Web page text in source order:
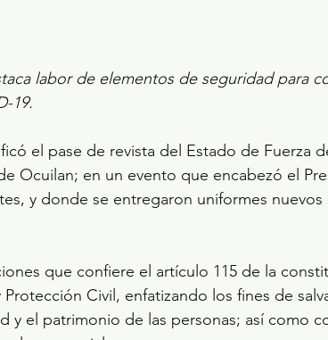
labor de elementos de seguridad para
19.
el pase de revista del Estado de Fuerza
Ocuilan; en un evento que encabezó el
y donde se entregaron uniformes nuevos
que confiere el artículo 115 de la
Civil, enfatizando los fines de
y el patrimonio de las personas; así como